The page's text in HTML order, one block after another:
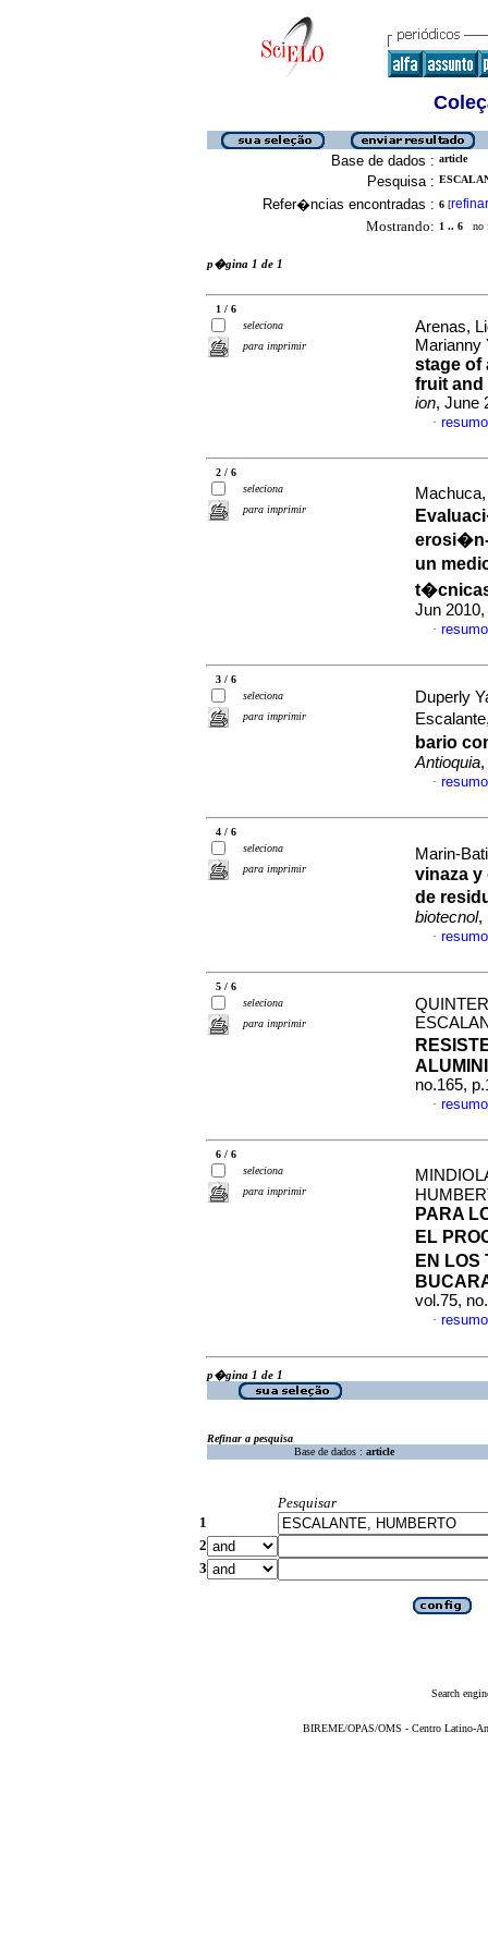
Base de dados : article
Pesquisa :
Refer�ncias encontradas : 6 [refinar
Mostrando: 1 .. 6 no
p�gina 1 de 1
1 / 6
seleciona
para imprimir
Arenas,
Marianny
stage of
fruit and
ion, June
·
2 / 6
seleciona
para imprimir
un
Jun
·
3 / 6
seleciona
para imprimir
Duperly
bario
Antioquia
·
4 / 6
seleciona
para imprimir
Marin-
vinaza y
de
biotecnol,
·
5 / 6
seleciona
para imprimir
no.165,
·
6 / 6
seleciona
para imprimir
PARA
EL
EN
vol.75,
·
p�gina 1 de 1
Refinar a pesquisa
Base de dados : article
Pesquisar
1
2
3
Search
BIREME/OPAS/OMS - Centro Latino-